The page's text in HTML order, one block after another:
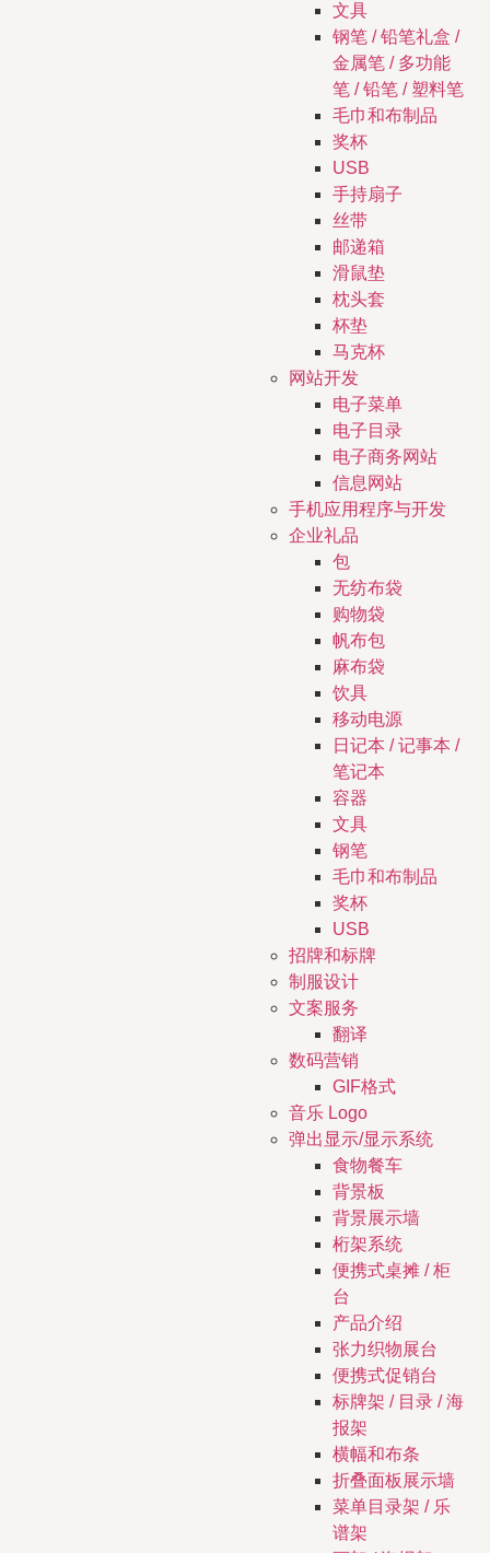
文具
钢笔 / 铅笔礼盒 /
金属笔 / 多功能
笔 / 铅笔 / 塑料笔
毛巾和布制品
奖杯
USB
手持扇子
丝带
邮递箱
滑鼠垫
枕头套
杯垫
马克杯
网站开发
电子菜单
电子目录
电子商务网站
信息网站
手机应用程序与开发
企业礼品
包
无纺布袋
购物袋
帆布包
麻布袋
饮具
移动电源
日记本 / 记事本 /
笔记本
容器
文具
钢笔
毛巾和布制品
奖杯
USB
招牌和标牌
制服设计
文案服务
翻译
数码营销
GIF格式
音乐 Logo
弹出显示/显示系统
食物餐车
背景板
背景展示墙
桁架系统
便携式桌摊 / 柜
台
产品介绍
张力织物展台
便携式促销台
标牌架 / 目录 / 海
报架
横幅和布条
折叠面板展示墙
菜单目录架 / 乐
谱架